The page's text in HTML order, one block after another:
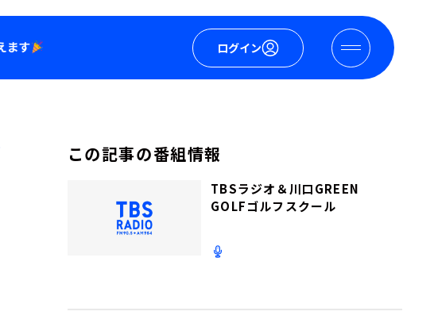
ログイン
この記事の番組情報
TBSラジオ＆川口GREEN
GOLFゴルフスクール